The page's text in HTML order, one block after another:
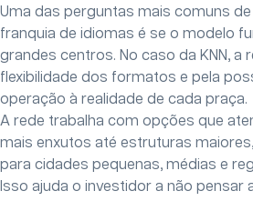
Uma das perguntas mais comuns
franquia de idiomas é se o modelo
grandes centros. No caso da KNN, a
flexibilidade dos formatos e pela
operação à realidade de cada praça.
A rede trabalha com opções que
mais enxutos até estruturas
para cidades pequenas, médias e
Isso ajuda o investidor a não pensar